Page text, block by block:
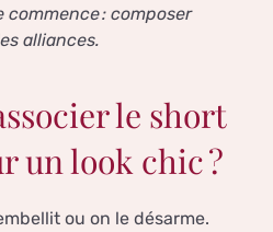
: composer
alliances.
le short
un look chic ?
ou on le désarme.